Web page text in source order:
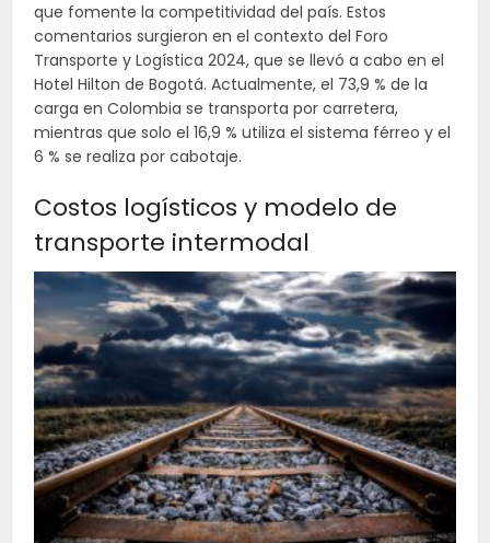
que fomente la competitividad del país. Estos
comentarios surgieron en el contexto del Foro
Transporte y Logística 2024, que se llevó a cabo en el
Hotel Hilton de Bogotá. Actualmente, el 73,9 % de la
carga en Colombia se transporta por carretera,
mientras que solo el 16,9 % utiliza el sistema férreo y el
6 % se realiza por cabotaje.
Costos logísticos y modelo de
transporte intermodal